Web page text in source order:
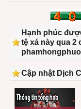
Hạnh phúc
tệ xá này qua 2
Cập nhật Dịch